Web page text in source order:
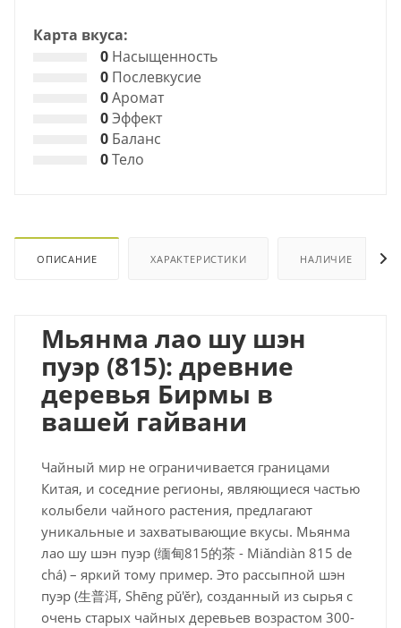
Карта вкуса:
0 Насыщенность
0 Послевкусие
0Аромат
0Эффект
0 Баланс
0Тело
ОПИСАНИЕ ХАРАКТЕРИСТИКИ НАЛИЧИЕ
Мьянма лао шу шэн
пуэр (815): древние
деревья Бирмы в
вашей гайвани
Чайный мир не ограничивается границами
Китая, и соседние регионы, являющиеся частью
колыбели чайного растения, предлагают
уникальные и захватывающие вкусы. Мьянма
лао шу шэн пуэр (缅甸815的茶 - Miǎndiàn 815 de
chá) – яркий тому пример. Это рассыпной шэн
пуэр (生普洱, Shēng pǔ'ěr), созданный из сырья с
очень старых чайных деревьев возрастом 300-